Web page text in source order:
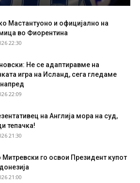
Мастантуоно и официјално на
во Фиорентина
22:30
Не се адаптиравме на
игра на Исланд, сега гледаме
22:09
на Англија мора на суд,
тепачка!
21:30
Митревски го освои Президент купот
21:00